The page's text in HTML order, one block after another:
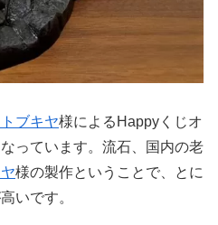
ブキヤ様によるHappyくじオ
っています。流石、国内の老
様の製作ということで、とに
いです。